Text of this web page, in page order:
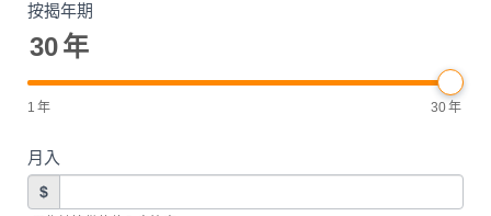
按揭年期
30年
1 年 30年
月入
$